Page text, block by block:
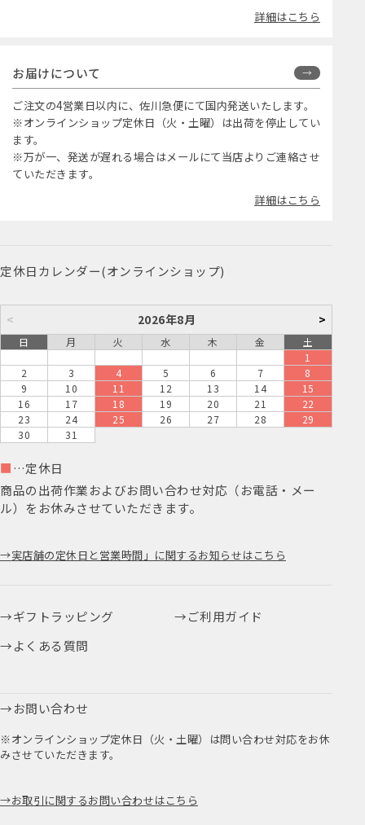
詳細はこちら
お届けについて
ご注文の4営業日以内に、佐川急便にて国内発送いたします。
※オンラインショップ定休日（火・土曜）は出荷を停止してい
ます。
※万が一、発送が遅れる場合はメールにて当店よりご連絡させ
ていただきます。
詳細はこちら
定休日カレンダー(オンラインショップ)
< 2026年8月 >
日 月 火 水 木 金
土
1
2
3 4 5 6 7
8
9
10 11 12 13 14
15
16
17 18 19 20 21
22
23
24 25 26 27 28
29
30
31
■ …定休日
商品の出荷作業およびお問い合わせ対応（お電話・メー
ル）をお休みさせていただきます。
実店舗の定休日と営業時間」に関するお知らせはこちら
ギフトラッピング
ご利用ガイド
よくある質問
お問い合わせ
※オンラインショップ定休日（火・土曜）は問い合わせ対応をお休
みさせていただきます。
お取引に関するお問い合わせはこちら